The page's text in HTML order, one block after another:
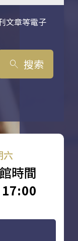
文章等電子
search 搜索
六
時間